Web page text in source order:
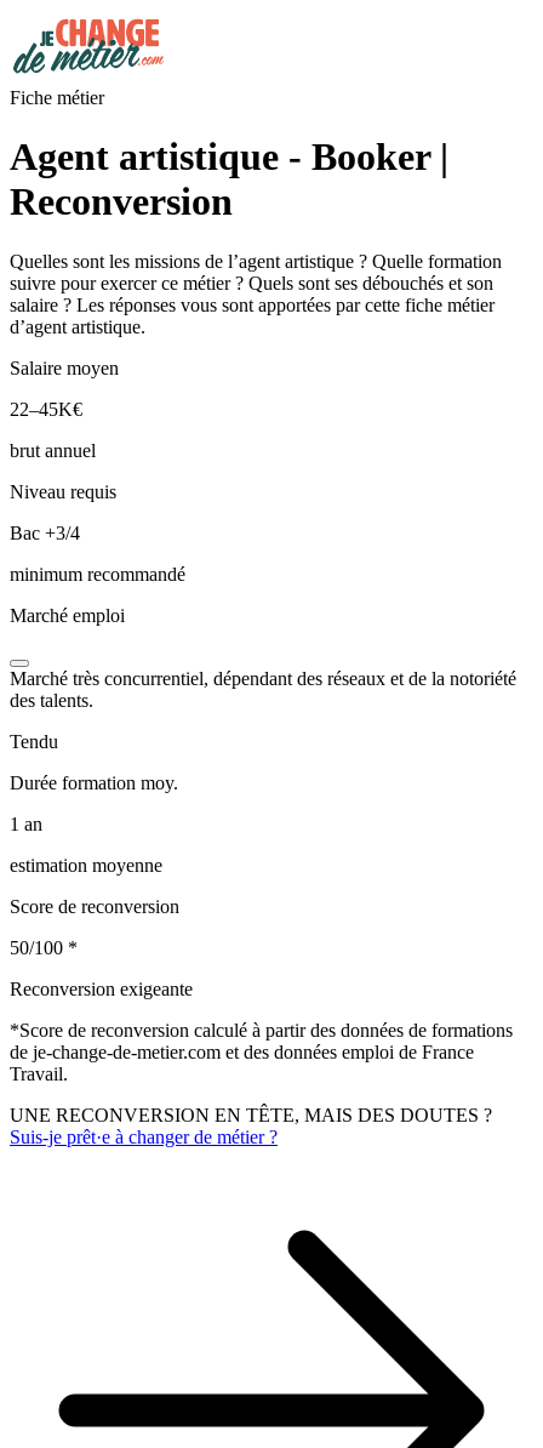
Fiche métier
Agent artistique - Booker |
Reconversion
Quelles sont les missions de l’agent artistique ? Quelle formation
suivre pour exercer ce métier ? Quels sont ses débouchés et son
salaire ? Les réponses vous sont apportées par cette fiche métier
d’agent artistique.
Salaire moyen
22–45K€
brut annuel
Niveau requis
Bac +3/4
minimum recommandé
Marché emploi
Marché très concurrentiel, dépendant des réseaux et de la notoriété
des talents.
Tendu
Durée formation moy.
1 an
estimation moyenne
Score de reconversion
50/100 *
Reconversion exigeante
*Score de reconversion calculé à partir des données de formations
de je-change-de-metier.com et des données emploi de France
Travail.
UNE RECONVERSION EN TÊTE, MAIS DES DOUTES ?
Suis-je prêt·e à changer de métier ?